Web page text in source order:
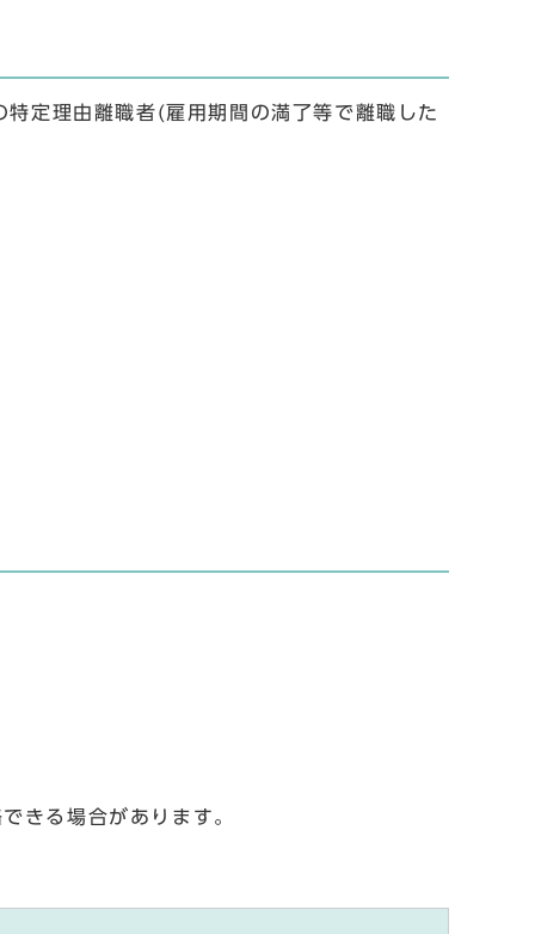
定理由離職者(雇用期間の満了等で離職した
きる場合があります。